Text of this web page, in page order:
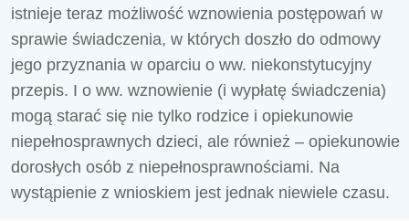
istnieje teraz możliwość wznowienia postępowań w
sprawie świadczenia, w których doszło do odmowy
jego przyznania w oparciu o ww. niekonstytucyjny
przepis. I o ww. wznowienie (i wypłatę świadczenia)
mogą starać się nie tylko rodzice i opiekunowie
niepełnosprawnych dzieci, ale również – opiekunowie
dorosłych osób z niepełnosprawnościami. Na
wystąpienie z wnioskiem jest jednak niewiele czasu.